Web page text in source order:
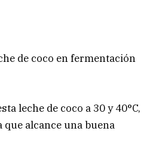
de coco en fermentación
leche de coco a 30 y 40°C,
alcance una buena